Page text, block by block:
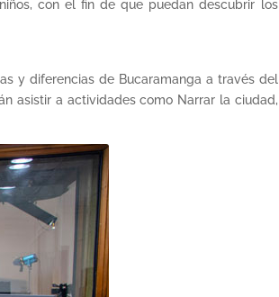
con el fin de que puedan descubrir los
y diferencias de Bucaramanga a través del
asistir a actividades como Narrar la ciudad,